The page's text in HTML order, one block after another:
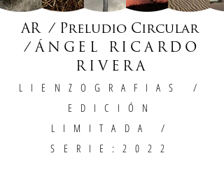
AR / Preludio Circular
/ÁNGEL RICARDO
RIVERA
LIENZOGRAFIAS
/
EDICIÓN
LIMITADA /
SERIE:2022